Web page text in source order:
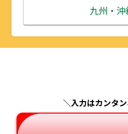
秋田県
山形県
埼玉県
千葉県
石川県
福井県
滋賀県
京都府
鳥取県
島根県
九州・沖
福岡県
＼入力はカンタン